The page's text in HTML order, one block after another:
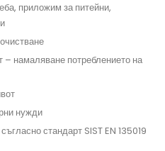
приложим за питейни,
– намаляване потреблението на
нужди
стандарт SIST EN 135019